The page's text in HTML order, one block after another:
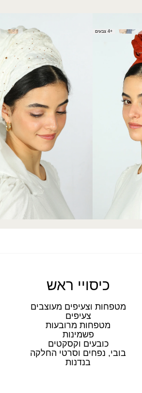
+4 צבעים
מטפחת אודיה
לפני כולן?
כל האתר
שתקבלי במייל
כיסויי ראש
מטפחות וצעיפים מעוצבים
צעיפים
מטפחות מרובעות
פשמינות
כובעים וקסקטים
בובי, נפחים וסרטי החלקה
בנדנות